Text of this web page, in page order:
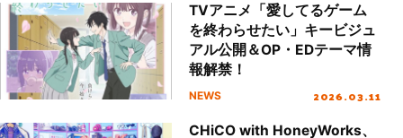
TVアニメ「愛してるゲーム
を終わらせたい」キービジュ
アル公開＆OP・EDテーマ情
報解禁！
NEWS 2026.03.11
CHiCO with HoneyWorks、